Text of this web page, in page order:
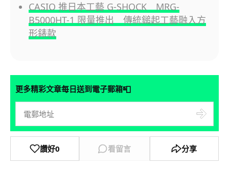
CASIO 推日本工藝 G-SHOCK MRG-
B5000HT-1 限量推出 傳統鎚起工藝融入方
形錶款
更多精彩文章每日送到電子郵箱📮
讚好0 看留言 分享